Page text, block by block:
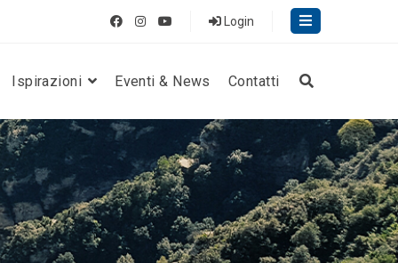
Login
Ispirazioni Eventi & News Contatti